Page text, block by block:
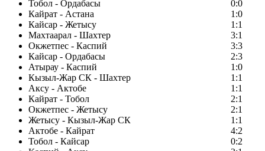
Тобол - Ордабасы
0:0
Кайрат - Астана
1:0
Кайсар - Жетысу
1:1
Махтаарал - Шахтер
3:1
Окжетпес - Каспий
3:3
Кайсар - Ордабасы
2:3
Атырау - Каспий
1:0
Кызыл-Жар СК - Шахтер
1:1
Аксу - Актобе
1:1
Кайрат - Тобол
2:1
Окжетпес - Жетысу
2:1
Жетысу - Кызыл-Жар СК
1:1
Актобе - Кайрат
4:2
Тобол - Кайсар
0:2